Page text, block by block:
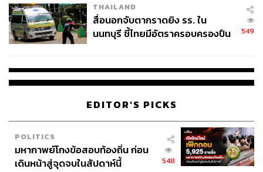
THAILAND
สื่อนอกจับตากราดยิง รร. ใน
นนทบุรี ชี้ไทยมีอัตราครอบครองปืน
549
EDITOR'S PICKS
POLITICS
มหากาพย์โกงข้อสอบท้องถิ่น ก่อน
เดินหน้าสู่จุดจบในสัปดาห์นี้
548